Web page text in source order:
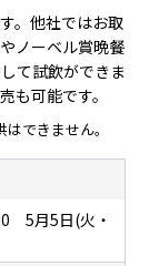
。他社ではお取
ノーベル賞晩餐
て試飲ができま
も可能です。
できません。
5月5日(火・